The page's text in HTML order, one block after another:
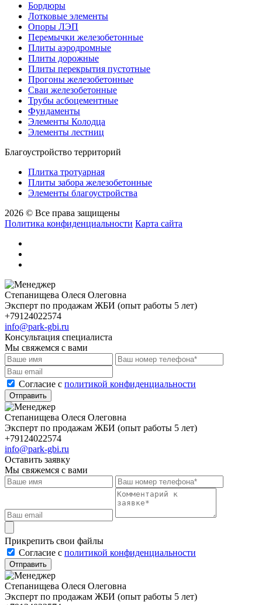
Бордюры
Лотковые элементы
Опоры ЛЭП
Перемычки железобетонные
Плиты аэродромные
Плиты дорожные
Плиты перекрытия пустотные
Прогоны железобетонные
Сваи железобетонные
Трубы асбоцементные
Фундаменты
Элементы Колодца
Элементы лестниц
Благоустройство территорий
Плитка тротуарная
Плиты забора железобетонные
Элементы благоустройства
2026 © Все права защищены
Политика конфиденциальности Карта сайта
Степанищева Олеся Олеговна
Эксперт по продажам ЖБИ (опыт работы 5 лет)
+79124022574
info@park-gbi.ru
Консультация специалиста
Мы свяжемся с вами
Cогласие с политикой конфиденциальности
Отправить
Степанищева Олеся Олеговна
Эксперт по продажам ЖБИ (опыт работы 5 лет)
+79124022574
info@park-gbi.ru
Оставить заявку
Мы свяжемся с вами
Прикрепить свои файлы
Cогласие с политикой конфиденциальности
Отправить
Степанищева Олеся Олеговна
Эксперт по продажам ЖБИ (опыт работы 5 лет)